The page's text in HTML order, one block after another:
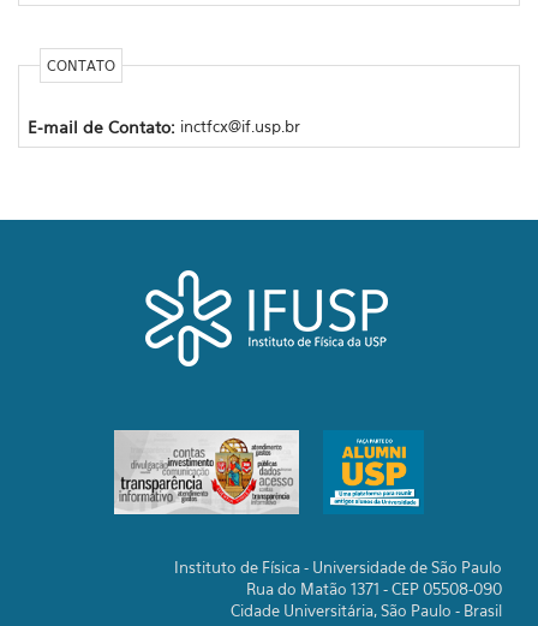
CONTATO
E-mail de Contato: inctfcx@if.usp.br
Instituto de Física - Universidade de São Paulo
Rua do Matão 1371 - CEP 05508-090
Cidade Universitária, São Paulo - Brasil